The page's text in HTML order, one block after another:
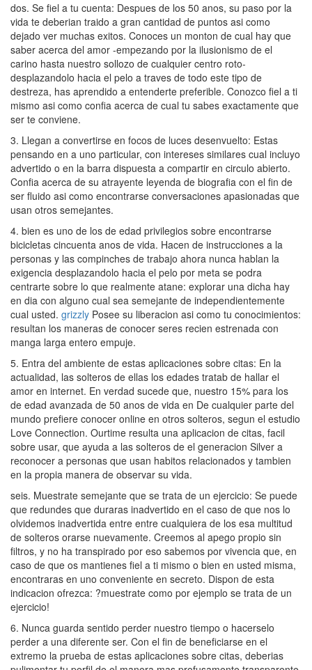
dos. Se fiel a tu cuenta: Despues de los 50 anos, su paso por la
vida te deberian traido a gran cantidad de puntos asi­ como
dejado ver muchas exitos. Conoces un monton de cual hay que
saber acerca del amor -empezando por la ilusionismo de el
carino hasta nuestro sollozo de cualquier centro roto-
desplazandolo hacia el pelo a traves de todo este tipo de
destreza, has aprendido a entenderte preferible. Conozco fiel a ti
mismo asi­ como confia acerca de cual tu sabes exactamente que
ser te conviene.
3. Llegan a convertirse en focos de luces desenvuelto: Estas
pensando en a uno particular, con intereses similares cual incluyo
advertido o en la barra dispuesta a compartir en circulo abierto.
Confia acerca de su atrayente leyenda de biografia con el fin de
ser fluido asi­ como encontrarse conversaciones apasionadas que
usan otros semejantes.
4. bien es uno de los de edad privilegios sobre encontrarse
bicicletas cincuenta anos de vida. Hacen de instrucciones a la
personas y las compinches de trabajo ahora nunca hablan la
exigencia desplazandolo hacia el pelo por meta se podra
centrarte sobre lo que realmente atane: explorar una dicha hay
en dia con alguno cual sea semejante de independientemente
cual usted. grizzly Posee su liberacion asi­ como tu conocimientos:
resultan los maneras de conocer seres recien estrenada con
manga larga entero empuje.
5. Entra del ambiente de estas aplicaciones sobre citas: En la
actualidad, las solteros de ellas los edades tratab de hallar el
amor en internet. En verdad sucede que, nuestro 15% para los
de edad avanzada de 50 anos de vida en De cualquier parte del
mundo prefiere conocer online en otros solteros, segun el estudio
Love Connection. Ourtime resulta una aplicacion de citas, facil
sobre usar, que ayuda a las solteros de el generacion Silver a
reconocer a personas que usan habitos relacionados y tambien
en la propia manera de observar su vida.
seis. Muestrate semejante que se trata de un ejercicio: Se puede
que redundes que duraras inadvertido en el caso de que nos lo
olvidemos inadvertida entre entre cualquiera de los esa multitud
de solteros orarse nuevamente. Creemos al apego propio sin
filtros, y no ha transpirado por eso sabemos por vivencia que, en
caso de que os mantienes fiel a ti mismo o bien en usted misma,
encontraras en uno conveniente en secreto. Dispon de esta
indicacion ofrezca: ?muestrate como por ejemplo se trata de un
ejercicio!
6. Nunca guarda sentido perder nuestro tiempo o hacerselo
perder a una diferente ser. Con el fin de beneficiarse en el
extremo la prueba de estas aplicaciones sobre citas, deberias